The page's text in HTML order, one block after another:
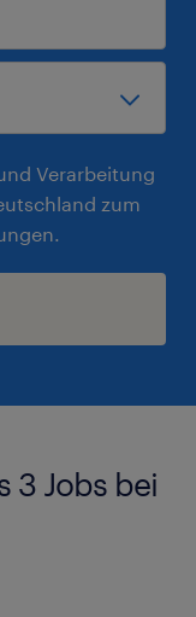
Verarbeitung
zum
3 Jobs bei